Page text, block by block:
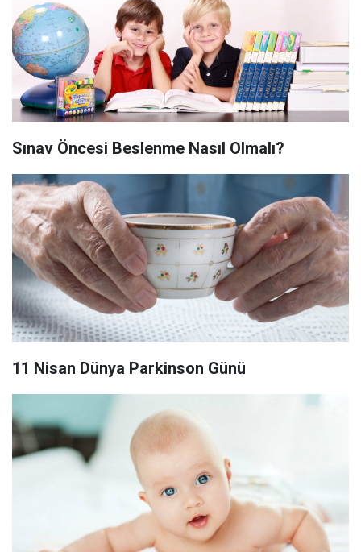
Sınav Öncesi Beslenme Nasıl Olmalı?
11 Nisan Dünya Parkinson Günü